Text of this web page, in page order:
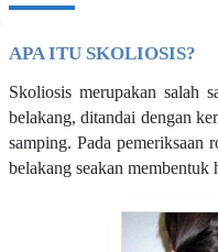
APA ITU SKOLIOSIS?
Skoliosis merupakan salah
belakang, ditandai dengan
samping. Pada pemeriksaan
belakang seakan membentuk